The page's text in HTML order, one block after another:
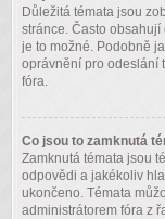
Důležitá témata jsou
stránce. Často
je to možné. Podobně
oprávnění pro odeslání
fóra.
Co jsou to zamknutá
Zamknutá témata jsou
odpovědi a jakékoliv
ukončeno. Témata
administrátorem fóra z